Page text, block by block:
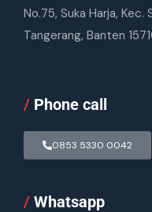
No.75, Suka Harja, Kec.
Tangerang, Banten
/ Phone call
0853 5330 0042
/ Whatsapp